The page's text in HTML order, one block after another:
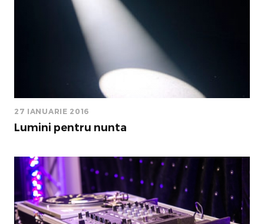
27 IANUARIE 2016
Lumini pentru nunta